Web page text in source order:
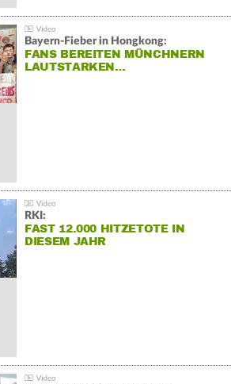
Bayern-Fieber in Hongkong:
FANS BEREITEN MÜNCHNERN
LAUTSTARKEN…
RKI:
FAST 12.000 HITZETOTE IN
DIESEM JAHR